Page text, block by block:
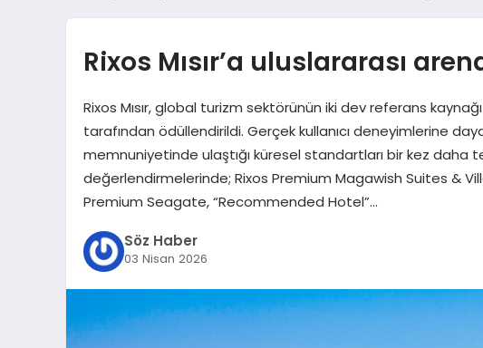
Rixos Mısır’a uluslararası
Rixos Mısır, global turizm sektörünün iki dev referans
tarafından ödüllendirildi. Gerçek kullanıcı deneyimlerine
memnuniyetinde ulaştığı küresel standartları bir kez daha
değerlendirmelerinde; Rixos Premium Magawish Suites &
Premium Seagate, “Recommended Hotel”…
Söz Haber
03 Nisan 2026